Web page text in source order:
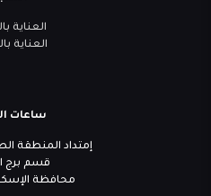
العناية
العناية
ساعات
إمتداد المنطقة
قسم برج
محافظة